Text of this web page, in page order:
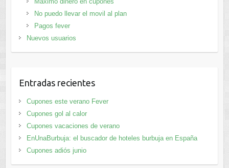
No puedo llevar el movil al plan
Pagos fever
Nuevos usuarios
Entradas recientes
Cupones este verano Fever
Cupones gol al calor
Cupones vacaciones de verano
EnUnaBurbuja: el buscador de hoteles burbuja en España
Cupones adiós junio